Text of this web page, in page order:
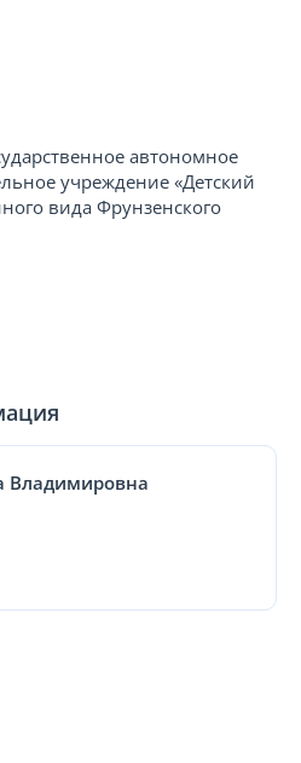
автономное
учреждение «Детский
вида Фрунзенского
Владимировна